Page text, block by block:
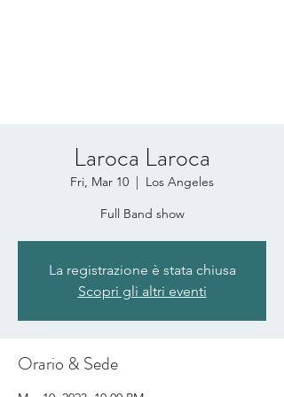
Laroca Laroca
Fri, Mar 10
  |
Los Angeles
Full Band show
La registrazione è stata chiusa
Scopri gli altri eventi
Orario & Sede